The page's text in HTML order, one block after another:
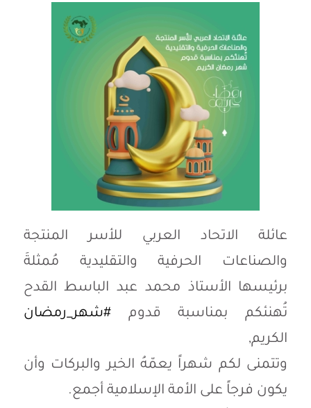
عائلة الاتحاد العربي للأسر المنتجة
والصناعات الحرفية والتقليدية مُمثلةَ
برئيسها الأستاذ محمد عبد الباسط القدح
تُهنئكم بمناسبة قدوم#شهر_رمضان
الكريم,
وتتمنى لكم شهراً يعمّهُ الخير والبركات وأن
يكون فرجاً على الأمة الإسلامية أجمع.